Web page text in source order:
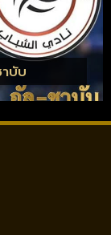
บับ